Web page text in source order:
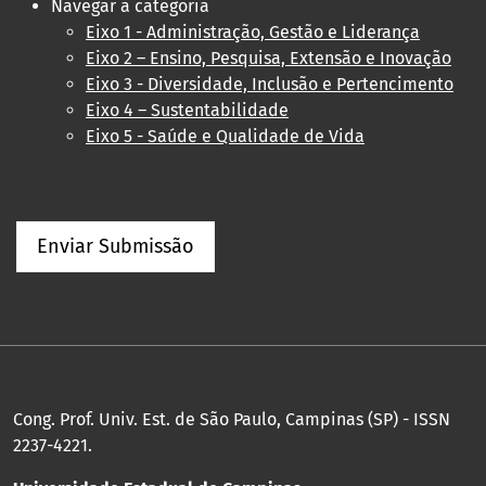
Navegar a categoria
Eixo 1 - Administração, Gestão e Liderança
Eixo 2 – Ensino, Pesquisa, Extensão e Inovação
Eixo 3 - Diversidade, Inclusão e Pertencimento
Eixo 4 – Sustentabilidade
Eixo 5 - Saúde e Qualidade de Vida
Enviar Submissão
Cong. Prof. Univ. Est. de São Paulo, Campinas (SP) - ISSN
2237-4221.